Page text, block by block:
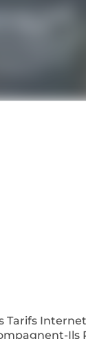
Ils